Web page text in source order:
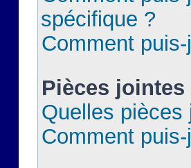
spécifique ?
Comment
Pièces jointes
Quelles
Comment